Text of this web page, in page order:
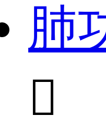
肺
